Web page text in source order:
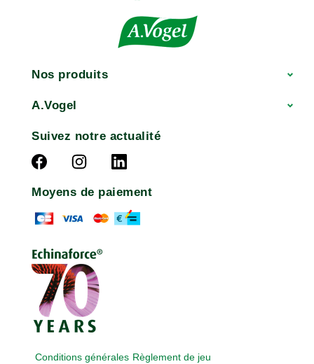
Nos produits
A.Vogel
Suivez notre actualité
Moyens de paiement
Conditions générales Règlement de jeu